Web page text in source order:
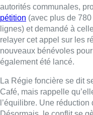
►Plus d’informations
■ Reportage de
Scheenaertset
Lire aussi :
À Bruxelles,
des lieux